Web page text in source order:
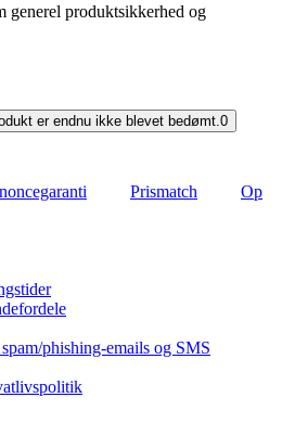
generel produktsikkerhed og
er endnu ikke blevet bedømt. 0
Prismatch
Op
phishing-emails og SMS